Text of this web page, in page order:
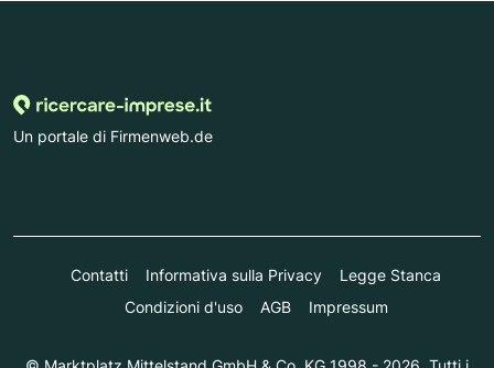
Un portale di Firmenweb.de
Contatti Informativa sulla Privacy
Legge Stanca
Condizioni d'uso
AGB Impressum